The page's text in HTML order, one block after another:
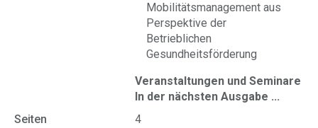
Mobilitätsmanagement aus
Perspektive der
Betrieblichen
Gesundheitsförderung
Veranstaltungen und Seminare
In der nächsten Ausgabe ...
Seiten
4